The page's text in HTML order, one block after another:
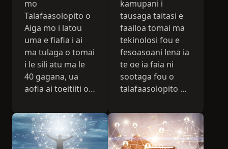
mo
Talafaasolopito o
Aiga mo i latou
uma e fiafia i ai
ma tulaga o tomai
i le sili atu ma le
40 gagana, ua
aofia ai toeitiiti o
faapuupuu, o loo i
ai se mea mo
tagata uma.
kamupani i
tausaga taitasi e
faailoa tomai ma
tekinolosi fou e
fesoasoani lena ia
te oe ia faia ni
sootaga fou o
talafaasolopito o